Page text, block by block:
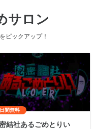
サロン
ピックアップ！
間無料
結社あるごめとりい